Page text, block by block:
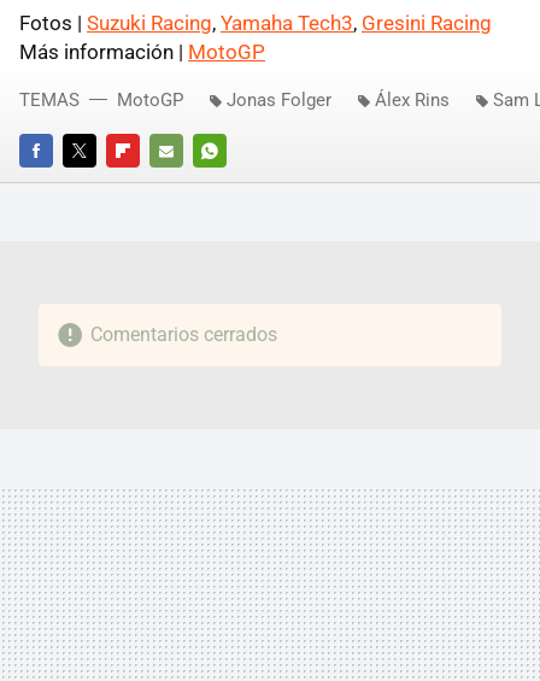
Fotos | Suzuki Racing, Yamaha Tech3, Gresini Racing
Más información | MotoGP
FACEBOOKTWITTERFLIPBOARD
E-
WHATSAPP
TEMAS MotoGP Jonas Folger Álex Rins Sam
Comentarios cerrados